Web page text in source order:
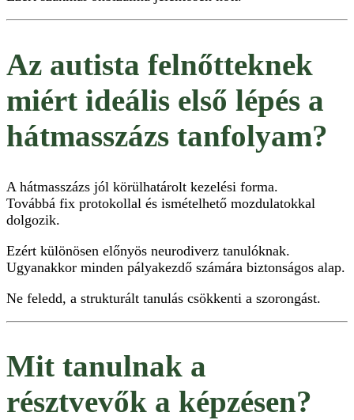
Az autista felnőtteknek
miért ideális első lépés a
hátmasszázs tanfolyam?
A hátmasszázs jól körülhatárolt kezelési forma.
Továbbá fix protokollal és ismételhető mozdulatokkal
dolgozik.
Ezért különösen előnyös neurodiverz tanulóknak.
Ugyanakkor minden pályakezdő számára biztonságos alap.
Ne feledd, a strukturált tanulás csökkenti a szorongást.
Mit tanulnak a
résztvevők a képzésen?